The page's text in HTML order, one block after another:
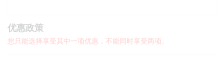
优惠政策
您只能选择享受其中一项优惠，不能同时享受两项。